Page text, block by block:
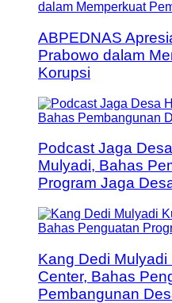
ABPEDNAS
Prabowo dalam
Korupsi
Podcast Jaga
Mulyadi, Bahas
Program Jaga
Kang Dedi
Center, Bahas
Pembangunan